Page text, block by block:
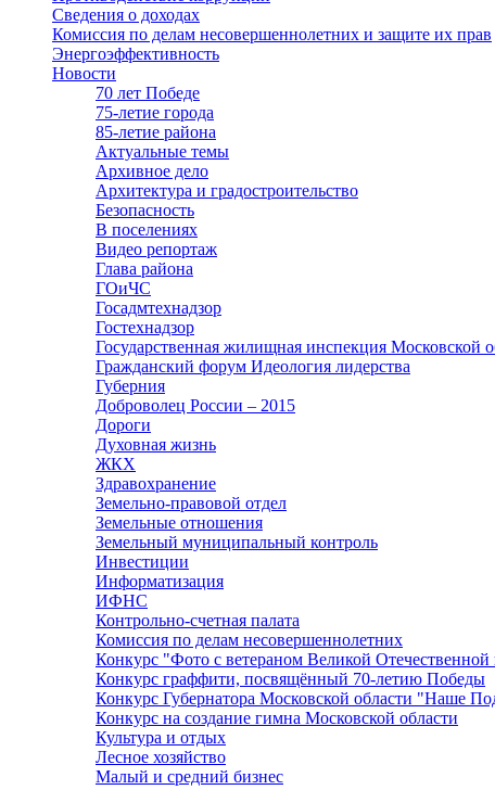
Сведения о доходах
Комиссия по делам несовершеннолетних и защите их прав
Энергоэффективность
Новости
70 лет Победе
75-летие города
85-летие района
Актуальные темы
Архивное дело
Архитектура и градостроительство
Безопасность
В поселениях
Видео репортаж
Глава района
ГОиЧС
Госадмтехнадзор
Гостехнадзор
Государственная жилищная инспекция Московской
Гражданский форум Идеология лидерства
Губерния
Доброволец России – 2015
Дороги
Духовная жизнь
ЖКХ
Здравохранение
Земельно-правовой отдел
Земельные отношения
Земельный муниципальный контроль
Инвестиции
Информатизация
ИФНС
Контрольно-счетная палата
Комиссия по делам несовершеннолетних
Конкурс "Фото с ветераном Великой
Конкурс граффити, посвящённый 70-летию Победы
Конкурс Губернатора Московской области "Наше
Конкурс на создание гимна Московской области
Культура и отдых
Лесное хозяйство
Малый и средний бизнес